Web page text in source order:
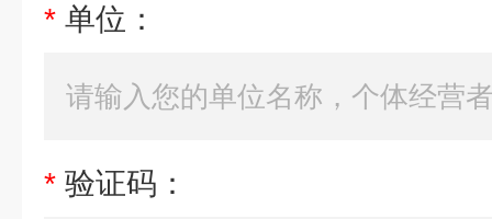
* 单位：
* 验证码：